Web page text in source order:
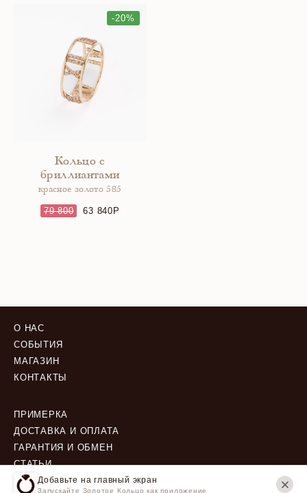
Добавьте на главный экран
Запускайте Золотое Кольцо как приложение
-20%
Кольцо с
бриллиантами
красное золото 585
79 800 63 840
О НАС
СОБЫТИЯ
МАГАЗИН
КОНТАКТЫ
ПРИМЕРКА
ДОСТАВКА И ОПЛАТА
ГАРАНТИЯ И ОБМЕН
СТАТЬИ